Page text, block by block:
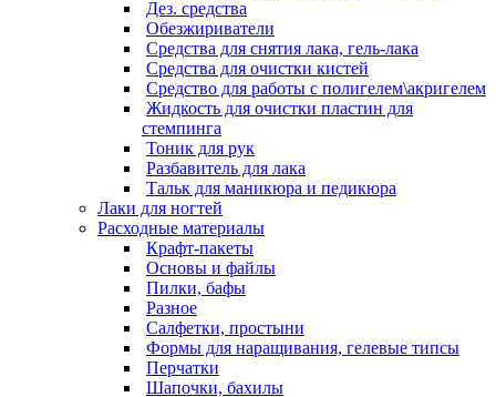
Дез. средства
Обезжириватели
Средства для снятия лака, гель-лака
Средства для очистки кистей
Средство для работы с полигелем\акригелем
Жидкость для очистки пластин для
стемпинга
Тоник для рук
Разбавитель для лака
Тальк для маникюра и педикюра
Лаки для ногтей
Расходные материалы
Крафт-пакеты
Основы и файлы
Пилки, бафы
Разное
Салфетки, простыни
Формы для наращивания, гелевые типсы
Перчатки
Шапочки, бахилы